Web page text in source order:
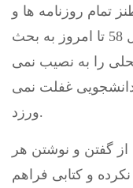
تمام روزنامه ها و
مجلات جدی را نیز در فاصله سال 58 تا امروز به بحث
را به نصیب نمی
غفلت نمی
ورزد.
گفتن و نوشتن هر
و کتابی فراهم